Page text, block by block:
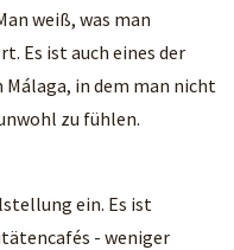
weiß, was man
Es ist auch eines der
in dem man nicht
zu fühlen.
ein. Es ist
- weniger